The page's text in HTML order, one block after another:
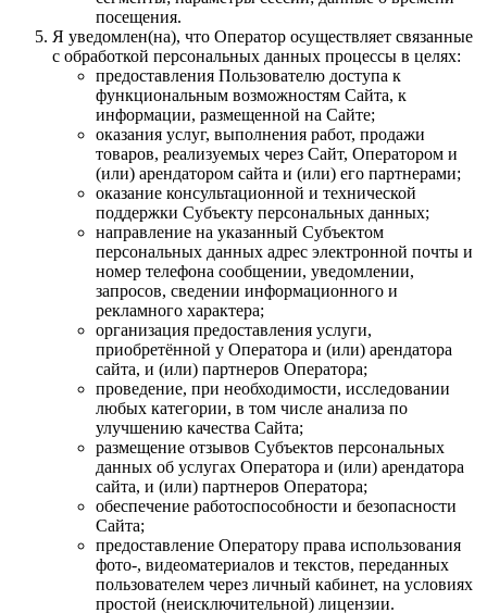
посещения.
Я уведомлен(на), что Оператор осуществляет связанные
с обработкой персональных данных процессы в целях:
предоставления Пользователю доступа к
функциональным возможностям Сайта, к
информации, размещенной на Сайте;
оказания услуг, выполнения работ, продажи
товаров, реализуемых через Сайт, Оператором и
(или) арендатором сайта и (или) его партнерами;
оказание консультационной и технической
поддержки Субъекту персональных данных;
направление на указанный Субъектом
персональных данных адрес электронной почты и
номер телефона сообщении, уведомлении,
запросов, сведении информационного и
рекламного характера;
организация предоставления услуги,
приобретённой у Оператора и (или) арендатора
сайта, и (или) партнеров Оператора;
проведение, при необходимости, исследовании
любых категории, в том числе анализа по
улучшению качества Сайта;
размещение отзывов Субъектов персональных
данных об услугах Оператора и (или) арендатора
сайта, и (или) партнеров Оператора;
обеспечение работоспособности и безопасности
Сайта;
предоставление Оператору права использования
фото-, видеоматериалов и текстов, переданных
пользователем через личный кабинет, на условиях
простой (неисключительной) лицензии.